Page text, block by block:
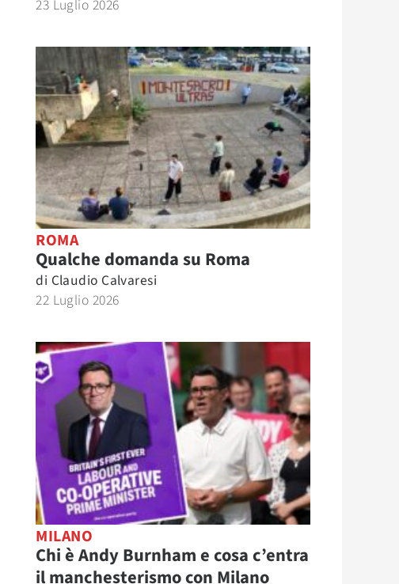
23 Luglio 2026
ROMA
Qualche domanda su Roma
di Claudio Calvaresi
22 Luglio 2026
MILANO
Chi è Andy Burnham e cosa c’entra
il manchesterismo con Milano